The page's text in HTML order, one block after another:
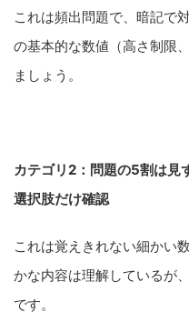
これは頻出問題で、暗記で
の基本的な数値（高さ制限
ましょう。
カテゴリ2：問題の5割は見
選択肢だけ確認
これは覚えきれない細かい
かな内容は理解しているが
です。